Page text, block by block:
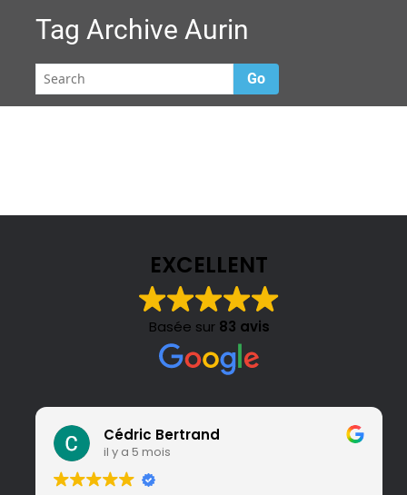
Tag Archive Aurin
Go
EXCELLENT
Basée sur 83 avis
Cédric Bertrand
il y a 5 mois